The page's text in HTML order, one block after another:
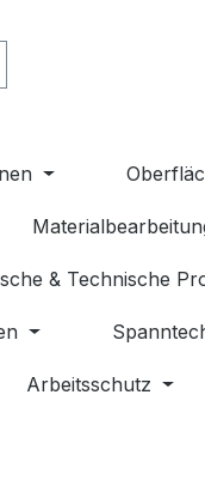
& Technische
Arbeitsschutz